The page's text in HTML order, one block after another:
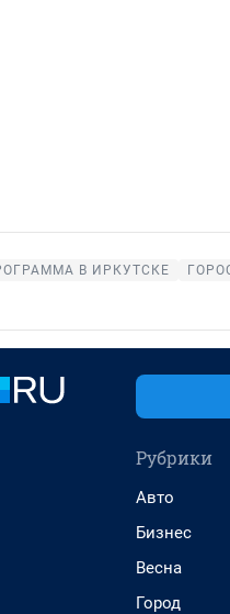
В ИРКУТСКЕ
Рубрики
Авто
Бизнес
Весна
Город